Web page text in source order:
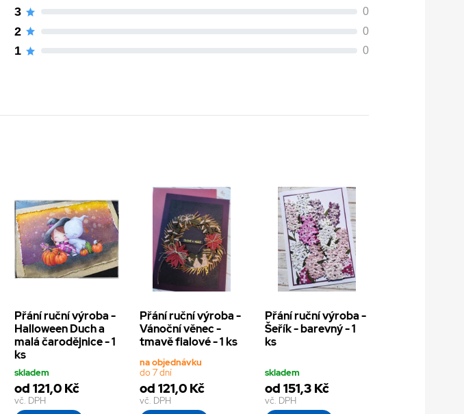
3 0
2 0
1 0
Přání ruční výroba -
Halloween Duch a
malá čarodějnice - 1
ks
skladem
od 121,0 Kč
vč. DPH
Přání ruční výroba -
Vánoční věnec -
tmavě fialové - 1 ks
na objednávku
do 7 dní
od 121,0 Kč
vč. DPH
Přání ruční výroba -
Šeřík - barevný - 1
ks
skladem
od 151,3 Kč
vč. DPH